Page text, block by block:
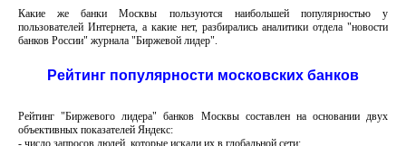
Какие же банки Москвы пользуются наибольшей популярностью у
пользователей Интернета, а какие нет, разбирались аналитики отдела "новости
банков России" журнала "Биржевой лидер".
Рейтинг популярности московских банков
Рейтинг "Биржевого лидера" банков Москвы составлен на основании двух
объективных показателей Яндекс:
- число запросов людей, которые искали их в глобальной сети;